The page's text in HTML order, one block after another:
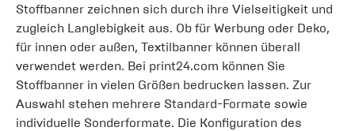
Stoffbanner zeichnen sich durch ihre Vielseitigkeit und
zugleich Langlebigkeit aus. Ob für Werbung oder Deko,
für innen oder außen, Textilbanner können überall
verwendet werden. Bei print24.com können Sie
Stoffbanner in vielen Größen bedrucken lassen. Zur
Auswahl stehen mehrere Standard-Formate sowie
individuelle Sonderformate. Die Konfiguration des